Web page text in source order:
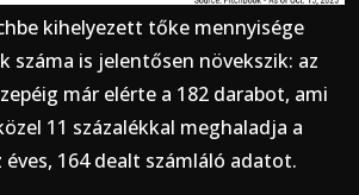
kihelyezett tőke mennyisége
száma is jelentősen növekszik: az
már elérte a 182 darabot, ami
11 százalékkal meghaladja a
éves, 164 dealt számláló adatot.